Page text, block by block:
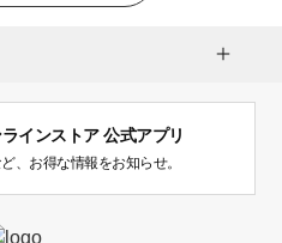
インストア 公式アプリ
、お得な情報をお知らせ。